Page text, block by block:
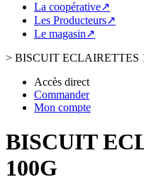
La coopérative↗
Les Producteurs↗
Le magasin↗
> BISCUIT ECLAIRETTES
Accès direct
Commander
Mon compte
BISCUIT
100G